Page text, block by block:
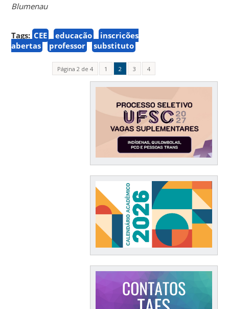
Blumenau
Tags: CEE educação
inscrições
abertas
professor substituto
Página 2 de 4 1 2 3 4